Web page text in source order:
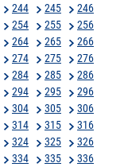
244 245
246
254 255
256
264 265
266
274 275
276
284 285
286
294 295
296
304 305
306
314 315
316
324 325
326
334 335
336